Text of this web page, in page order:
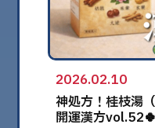
全て
美容
2026.02.10
神処方！桂枝湯
開運漢方vol.52🍀